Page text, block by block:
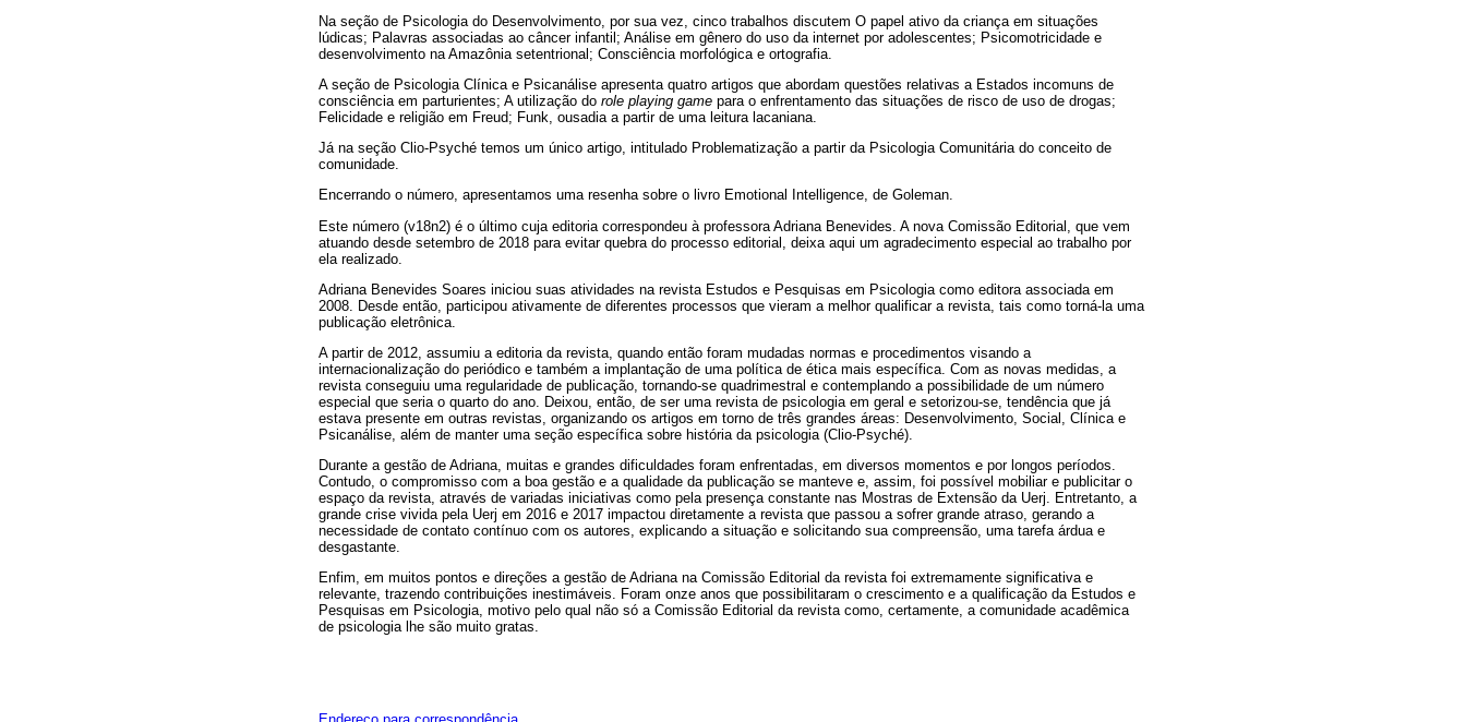
Na seção de Psicologia do Desenvolvimento, por sua vez, cinco trabalhos discutem O papel ativo da criança em situações
lúdicas; Palavras associadas ao câncer infantil; Análise em gênero do uso da internet por adolescentes; Psicomotricidade e
desenvolvimento na Amazônia setentrional; Consciência morfológica e ortografia.
A seção de Psicologia Clínica e Psicanálise apresenta quatro artigos que abordam questões relativas a Estados incomuns de
consciência em parturientes; A utilização do role playing game para o enfrentamento das situações de risco de uso de drogas;
Felicidade e religião em Freud; Funk, ousadia a partir de uma leitura lacaniana.
Já na seção Clio-Psyché temos um único artigo, intitulado Problematização a partir da Psicologia Comunitária do conceito de
comunidade.
Encerrando o número, apresentamos uma resenha sobre o livro Emotional Intelligence, de Goleman.
Este número (v18n2) é o último cuja editoria correspondeu à professora Adriana Benevides. A nova Comissão Editorial, que vem
atuando desde setembro de 2018 para evitar quebra do processo editorial, deixa aqui um agradecimento especial ao trabalho por
ela realizado.
Adriana Benevides Soares iniciou suas atividades na revista Estudos e Pesquisas em Psicologia como editora associada em
2008. Desde então, participou ativamente de diferentes processos que vieram a melhor qualificar a revista, tais como torná-la uma
publicação eletrônica.
A partir de 2012, assumiu a editoria da revista, quando então foram mudadas normas e procedimentos visando a
internacionalização do periódico e também a implantação de uma política de ética mais específica. Com as novas medidas, a
revista conseguiu uma regularidade de publicação, tornando-se quadrimestral e contemplando a possibilidade de um número
especial que seria o quarto do ano. Deixou, então, de ser uma revista de psicologia em geral e setorizou-se, tendência que já
estava presente em outras revistas, organizando os artigos em torno de três grandes áreas: Desenvolvimento, Social, Clínica e
Psicanálise, além de manter uma seção específica sobre história da psicologia (Clio-Psyché).
Durante a gestão de Adriana, muitas e grandes dificuldades foram enfrentadas, em diversos momentos e por longos períodos.
Contudo, o compromisso com a boa gestão e a qualidade da publicação se manteve e, assim, foi possível mobiliar e publicitar o
espaço da revista, através de variadas iniciativas como pela presença constante nas Mostras de Extensão da Uerj. Entretanto, a
grande crise vivida pela Uerj em 2016 e 2017 impactou diretamente a revista que passou a sofrer grande atraso, gerando a
necessidade de contato contínuo com os autores, explicando a situação e solicitando sua compreensão, uma tarefa árdua e
desgastante.
Enfim, em muitos pontos e direções a gestão de Adriana na Comissão Editorial da revista foi extremamente significativa e
relevante, trazendo contribuições inestimáveis. Foram onze anos que possibilitaram o crescimento e a qualificação da Estudos e
Pesquisas em Psicologia, motivo pelo qual não só a Comissão Editorial da revista como, certamente, a comunidade acadêmica
de psicologia lhe são muito gratas.